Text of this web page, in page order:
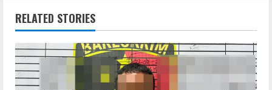
RELATED STORIES